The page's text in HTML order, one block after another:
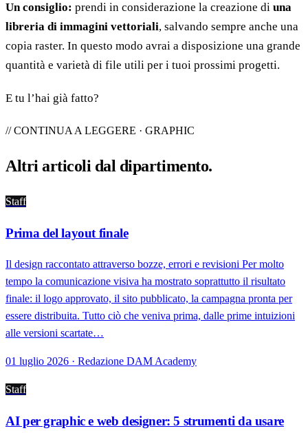
Un consiglio: prendi in considerazione la creazione di una
libreria di immagini vettoriali, salvando sempre anche una
copia raster. In questo modo avrai a disposizione una grande
quantità e varietà di file utili per i tuoi prossimi progetti.
E tu l’hai già fatto?
// CONTINUA A LEGGERE · GRAPHIC
Altri articoli dal dipartimento.
Staff
Prima del layout finale
Il design raccontato attraverso bozze, errori e revisioni Per molto
tempo la comunicazione visiva ha mostrato soprattutto il risultato
finale: il logo approvato, il sito pubblicato, la campagna pronta per
essere distribuita. Tutto ciò che veniva prima, dalle prime intuizioni
alle versioni scartate…
01 luglio 2026 · Redazione DAM Academy
Staff
AI per graphic e web designer: 5 strumenti da usare